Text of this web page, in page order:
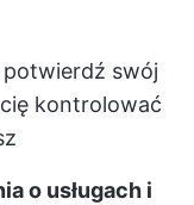
potwierdź swój
kontrolować
o usługach i